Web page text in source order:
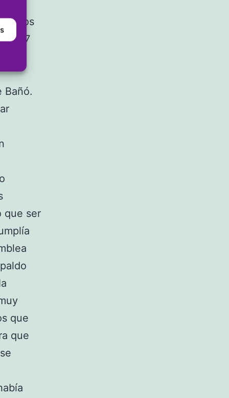
los
117
Bañó.
que ser
que
que